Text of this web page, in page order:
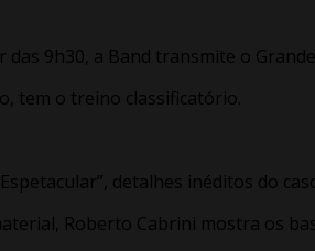
9h30, a Band transmite o
tem o treino classificatório.
detalhes inéditos do
Roberto Cabrini mostra os